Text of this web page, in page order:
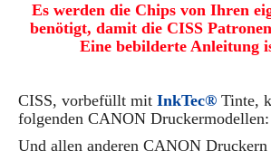
Es werden die Chips von Ihren
benötigt, damit die CISS
Eine bebilderte Anleitung
CISS, vorbefüllt mit InkTec® Tinte,
folgenden CANON Druckermodellen:
Und allen anderen CANON